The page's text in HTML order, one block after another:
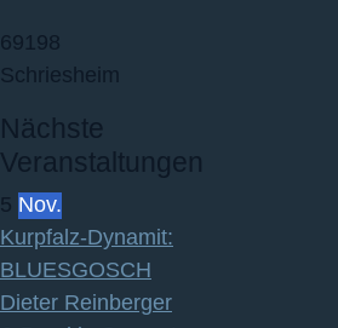
69198
Schriesheim
Nächste
Veranstaltungen
5 Nov.
Kurpfalz‐Dynamit:
BLUESGOSCH
Dieter Reinberger